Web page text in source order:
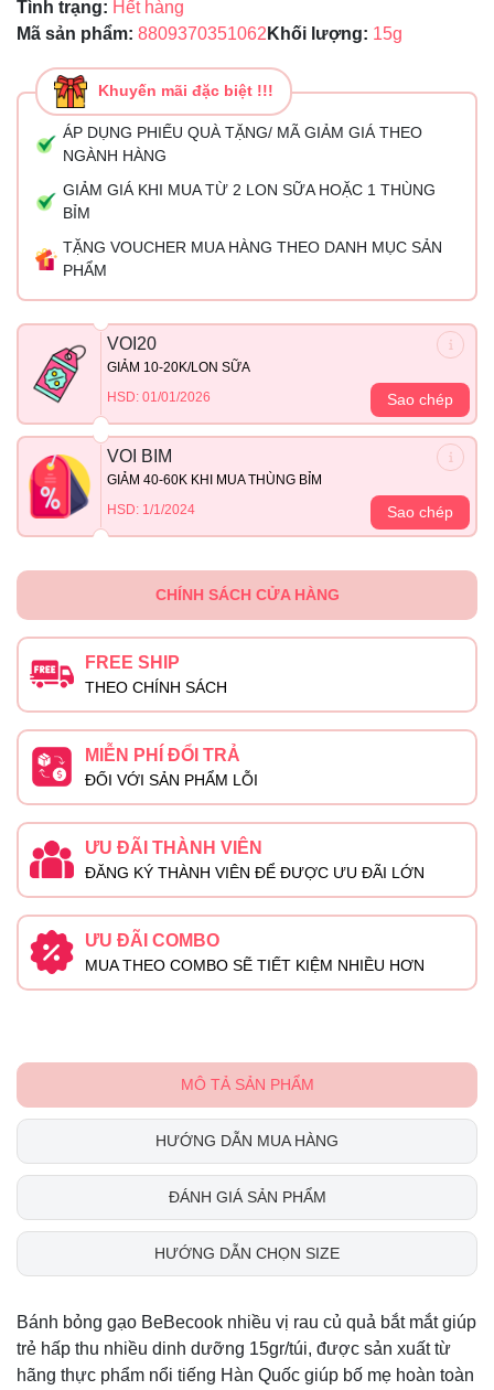
Tình trạng: Hết hàng
Mã sản phẩm: 8809370351062 Khối lượng: 15g
Khuyến mãi đặc biệt !!!
ÁP DỤNG PHIẾU QUÀ TẶNG/ MÃ GIẢM GIÁ THEO
NGÀNH HÀNG
GIẢM GIÁ KHI MUA TỪ 2 LON SỮA HOẶC 1 THÙNG
BỈM
TẶNG VOUCHER MUA HÀNG THEO DANH MỤC SẢN
PHẨM
VOI20
GIẢM 10-20K/LON SỮA
HSD: 01/01/2026
Sao chép
VOI BIM
GIẢM 40-60K KHI MUA THÙNG BỈM
HSD: 1/1/2024
Sao chép
CHÍNH SÁCH CỬA HÀNG
FREE SHIP
THEO CHÍNH SÁCH
MIỄN PHÍ ĐỔI TRẢ
ĐỐI VỚI SẢN PHẨM LỖI
ƯU ĐÃI THÀNH VIÊN
ĐĂNG KÝ THÀNH VIÊN ĐỂ ĐƯỢC ƯU ĐÃI LỚN
ƯU ĐÃI COMBO
MUA THEO COMBO SẼ TIẾT KIỆM NHIỀU HƠN
MÔ TẢ SẢN PHẨM
HƯỚNG DẪN MUA HÀNG
ĐÁNH GIÁ SẢN PHẨM
HƯỚNG DẪN CHỌN SIZE
Bánh bỏng gạo BeBecook nhiều vị rau củ quả bắt mắt giúp
trẻ hấp thu nhiều dinh dưỡng 15gr/túi, được sản xuất từ
hãng thực phẩm nổi tiếng Hàn Quốc giúp bố mẹ hoàn toàn